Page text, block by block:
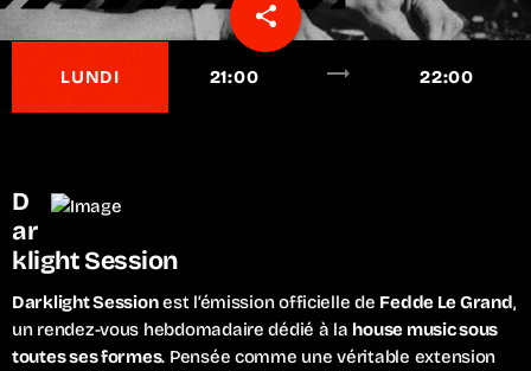
share
email
LUNDI 21:00 trending_flat 22:00
D
ar
klight Session
Darklight Sessionest l’émission officielle de Fedde Le Grand,
un rendez-vous hebdomadaire dédié à la house music sous
toutes ses formes. Pensée comme une véritable extension